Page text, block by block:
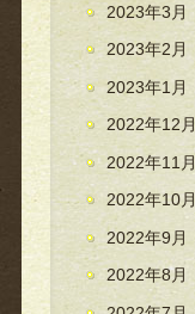
2023年3月
2023年2月
2023年1月
2022年12月
2022年11月
2022年10月
2022年9月
2022年8月